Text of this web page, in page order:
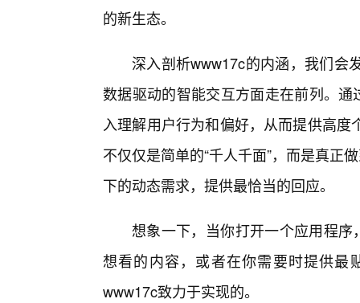
的新生态。
深入剖析www17c的内涵，我们会
数据驱动的智能交互方面走在前列。
入理解用户行为和偏好，从而提供高
不仅仅是简单的“千人千面”，而是真正
下的动态需求，提供最恰当的回应。
想象一下，当你打开一个应用程序
想看的内容，或者在你需要时提供最
www17c致力于实现的。